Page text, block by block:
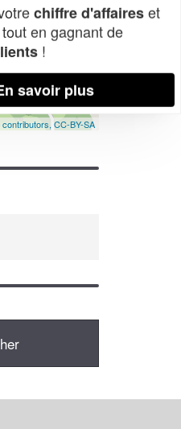
CC-BY-SA
chiffre d'affaireset
tout en gagnant de
!
savoir plus